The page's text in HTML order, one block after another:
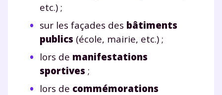
etc.) ;
sur les façades des bâtiments
publics (école, mairie, etc.) ;
lors de manifestations
sportives ;
lors de commémorations